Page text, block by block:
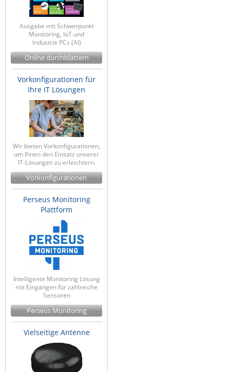
Ausgabe mit Schwerpunkt
Monitoring, IoT und
Industrie PCs (AI)
Online durchblättern
Vorkonfigurationen für
Ihre IT Lösungen
Wir bieten Vorkonfigurationen,
um Ihnen den Einsatz unserer
IT-Lösungen zu erleichtern.
Vorkonfigurationen
Perseus Monitoring
Plattform
Intelligente Monitoring Lösung
mit Eingängen für zahlreiche
Sensoren
Perseus Monitoring
Vielseitige Antenne